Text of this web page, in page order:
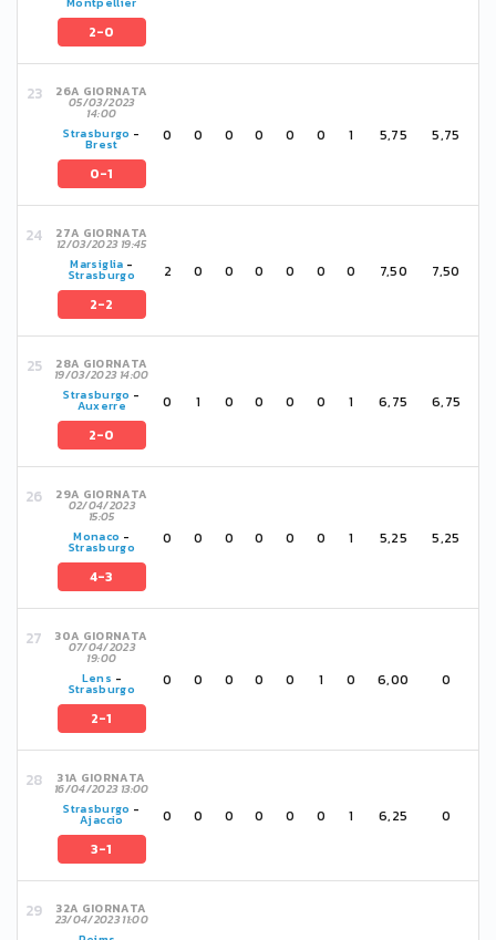
2-0
26A GIORNATA
05/03/2023
14:00
Strasburgo -
Brest
0-1
0 0 0 0 0 0 1 5,75 5,75
27A GIORNATA
12/03/2023 19:45
Marsiglia -
Strasburgo
2-2
2 0 0 0 0 0 0 7,50 7,50
28A GIORNATA
19/03/2023 14:00
Strasburgo -
Auxerre
2-0
0 1 0 0 0 0 1 6,75 6,75
29A GIORNATA
02/04/2023
15:05
Monaco -
Strasburgo
4-3
0 0 0 0 0 0 1 5,25 5,25
30A GIORNATA
07/04/2023
19:00
Lens -
Strasburgo
2-1
0 0 0 0 0 1 0 6,00 0
31A GIORNATA
16/04/2023 13:00
Strasburgo -
Ajaccio
3-1
0 0 0 0 0 0 1 6,25 0
32A GIORNATA
23/04/2023 11:00